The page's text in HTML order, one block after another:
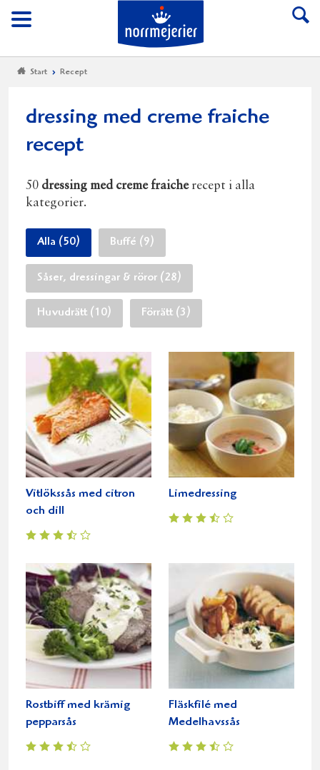
Meny
Till Norrmejerier
Start Recept
dressing med creme fraiche
recept
50 dressing med creme fraicherecept i alla
kategorier.
Alla (50) Buffé (9)
Såser, dressingar & röror (28)
Huvudrätt (10) Förrätt (3)
Vitlökssås med citron
och dill
Limedressing
Rostbiff med krämig
pepparsås
Fläskfilé med
Medelhavssås